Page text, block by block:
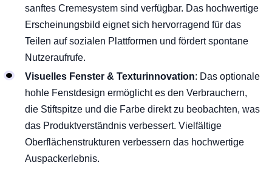
sanftes Cremesystem sind verfügbar. Das hochwertige
Erscheinungsbild eignet sich hervorragend für das
Teilen auf sozialen Plattformen und fördert spontane
Nutzeraufrufe.
Visuelles Fenster & Texturinnovation: Das optionale
hohle Fenstdesign ermöglicht es den Verbrauchern,
die Stiftspitze und die Farbe direkt zu beobachten, was
das Produktverständnis verbessert. Vielfältige
Oberflächenstrukturen verbessern das hochwertige
Auspackerlebnis.